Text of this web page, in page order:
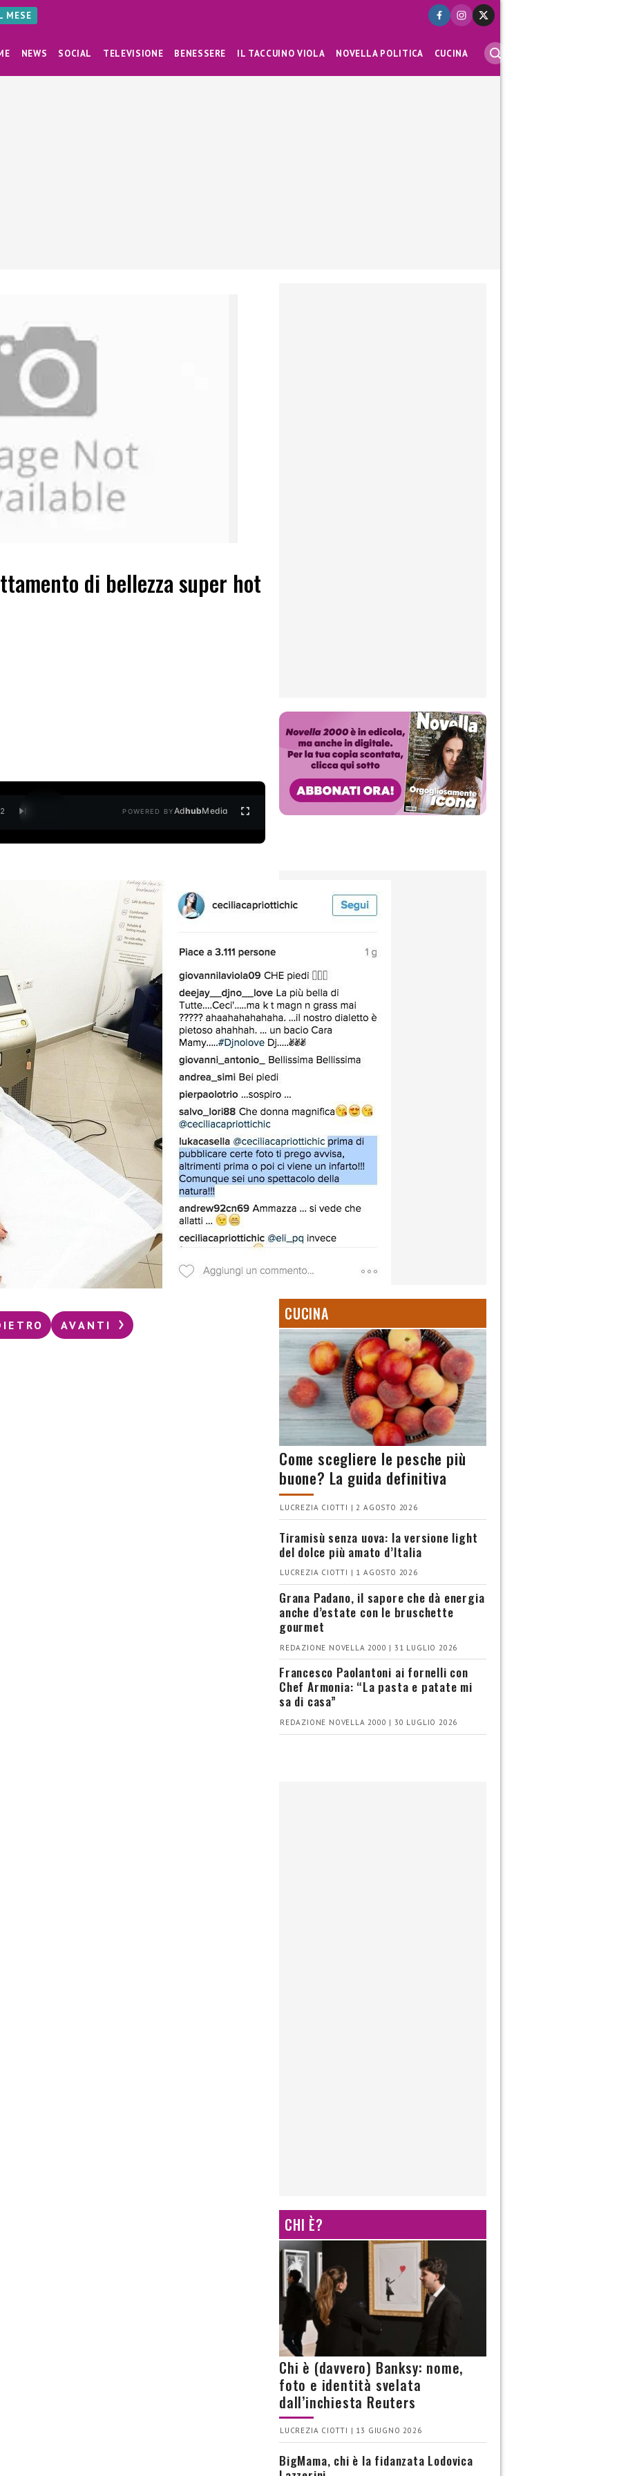
MESE
NEWS SOCIAL TELEVISIONE BENESSERE IL TACCUINO VIOLA NOVELLA POLITICA CUCINA
di bellezza super hot
2 POWERED BYAdhubMedia
AVANTI
CUCINA
Come scegliere le pesche più
buone? La guida definitiva
LUCREZIA CIOTTI | 2 AGOSTO 2026
Tiramisù senza uova: la versione light
del dolce più amato d’Italia
LUCREZIA CIOTTI | 1 AGOSTO 2026
Grana Padano, il sapore che dà energia
anche d’estate con le bruschette
gourmet
REDAZIONE NOVELLA 2000 | 31 LUGLIO 2026
Francesco Paolantoni ai fornelli con
Chef Armonia: “La pasta e patate mi
sa di casa”
REDAZIONE NOVELLA 2000 | 30 LUGLIO 2026
CHI È?
Chi è (davvero) Banksy: nome,
foto e identità svelata
dall’inchiesta Reuters
LUCREZIA CIOTTI | 13 GIUGNO 2026
BigMama, chi è la fidanzata Lodovica